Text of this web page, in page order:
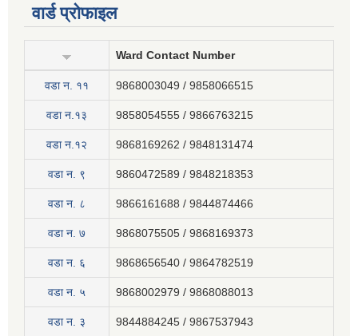
वार्ड प्रोफाइल
Ward Contact Number
वडा न‍. ११ 9868003049 / 9858066515
वडा न.१३ 9858054555 / 9866763215
वडा न.१२ 9868169262 / 9848131474
वडा न. ९ 9860472589 / 9848218353
वडा न. ८ 9866161688 / 9844874466
वडा न. ७ 9868075505 / 9868169373
वडा न. ६ 9868656540 / 9864782519
वडा न. ५ 9868002979 / 9868088013
वडा न. ३ 9844884245 / 9867537943